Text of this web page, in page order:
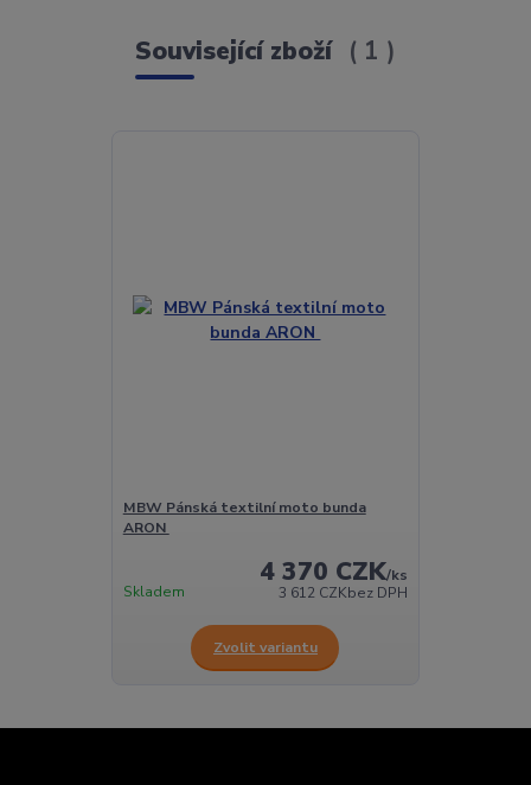
Související zboží 1
MBW Pánská textilní moto bunda
ARON
4 370 CZK/ks
3 612 CZKbez DPH
Skladem
Zvolit variantu